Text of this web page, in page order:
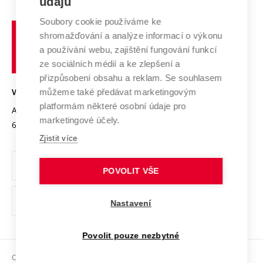
Systém zajišťování kvality výzkumu
Výzkumné infrastruktury
Transfer znalostí
Open Science
Projekty
Projekty ze strukturálních fondů
Specifický výzkum
Spolupráce se školami
Služby univerzity
Mezinárodní dohody
Univerzitní sítě
Profil univerzity
Udržitelná univerzita
Podnikavá univerzita / ContriBUTe
Bezpečná univerzita
Vyznamenání
Organizační struktura
Ochrana osobních údajů
odkaz)
Sociální bezpečí
učení
technické
VYSOKÉ UČENÍ TECHNICKÉ V BRNĚ
Antonínská 548/1
602 00 Brno
www.vut.cz
vut@vutbr.cz
Copyright © 2026 VUT
Soubory cookie používáme ke
shromažďování a analýze informací o výkonu
a používání webu, zajištění fungování funkcí
ze sociálních médií a ke zlepšení a
přizpůsobení obsahu a reklam. Se souhlasem
můžeme také předávat marketingovým
platformám některé osobní údaje pro
marketingové účely.
Zjistit více
POVOLIT VŠE
Nastavení
Povolit pouze nezbytné